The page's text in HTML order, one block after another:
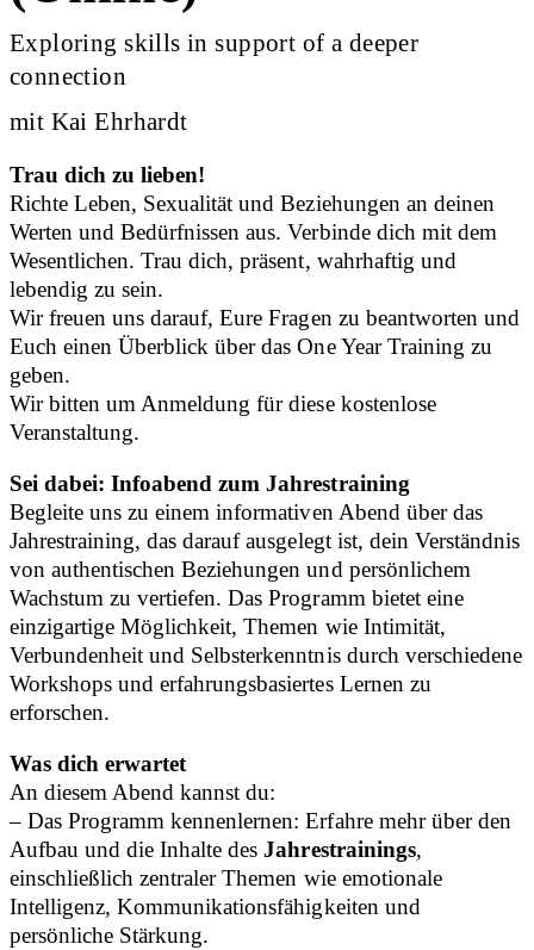
Exploring skills in support of a deeper
connection
mit Kai Ehrhardt
Trau dich zu lieben!
Richte Leben, Sexualität und Beziehungen an deinen
Werten und Bedürfnissen aus. Verbinde dich mit dem
Wesentlichen. Trau dich, präsent, wahrhaftig und
lebendig zu sein.
Wir freuen uns darauf, Eure Fragen zu beantworten und
Euch einen Überblick über das One Year Training zu
geben.
Wir bitten um Anmeldung für diese kostenlose
Veranstaltung.
Sei dabei: Infoabend zum Jahrestraining
Begleite uns zu einem informativen Abend über das
Jahrestraining, das darauf ausgelegt ist, dein Verständnis
von authentischen Beziehungen und persönlichem
Wachstum zu vertiefen. Das Programm bietet eine
einzigartige Möglichkeit, Themen wie Intimität,
Verbundenheit und Selbsterkenntnis durch verschiedene
Workshops und erfahrungsbasiertes Lernen zu
erforschen.
Was dich erwartet
An diesem Abend kannst du:
– Das Programm kennenlernen: Erfahre mehr über den
Aufbau und die Inhalte desJahrestrainings,
einschließlich zentraler Themen wie emotionale
Intelligenz, Kommunikationsfähigkeiten und
persönliche Stärkung.